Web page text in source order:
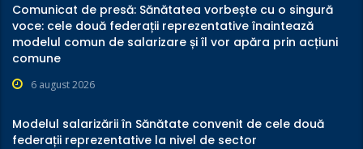
Comunicat de presă: Sănătatea vorbește cu o singură
voce: cele două federații reprezentative înaintează
modelul comun de salarizare și îl vor apăra prin acțiuni
comune
6 august 2026
Modelul salarizării în Sănătate convenit de cele două
federații reprezentative la nivel de sector